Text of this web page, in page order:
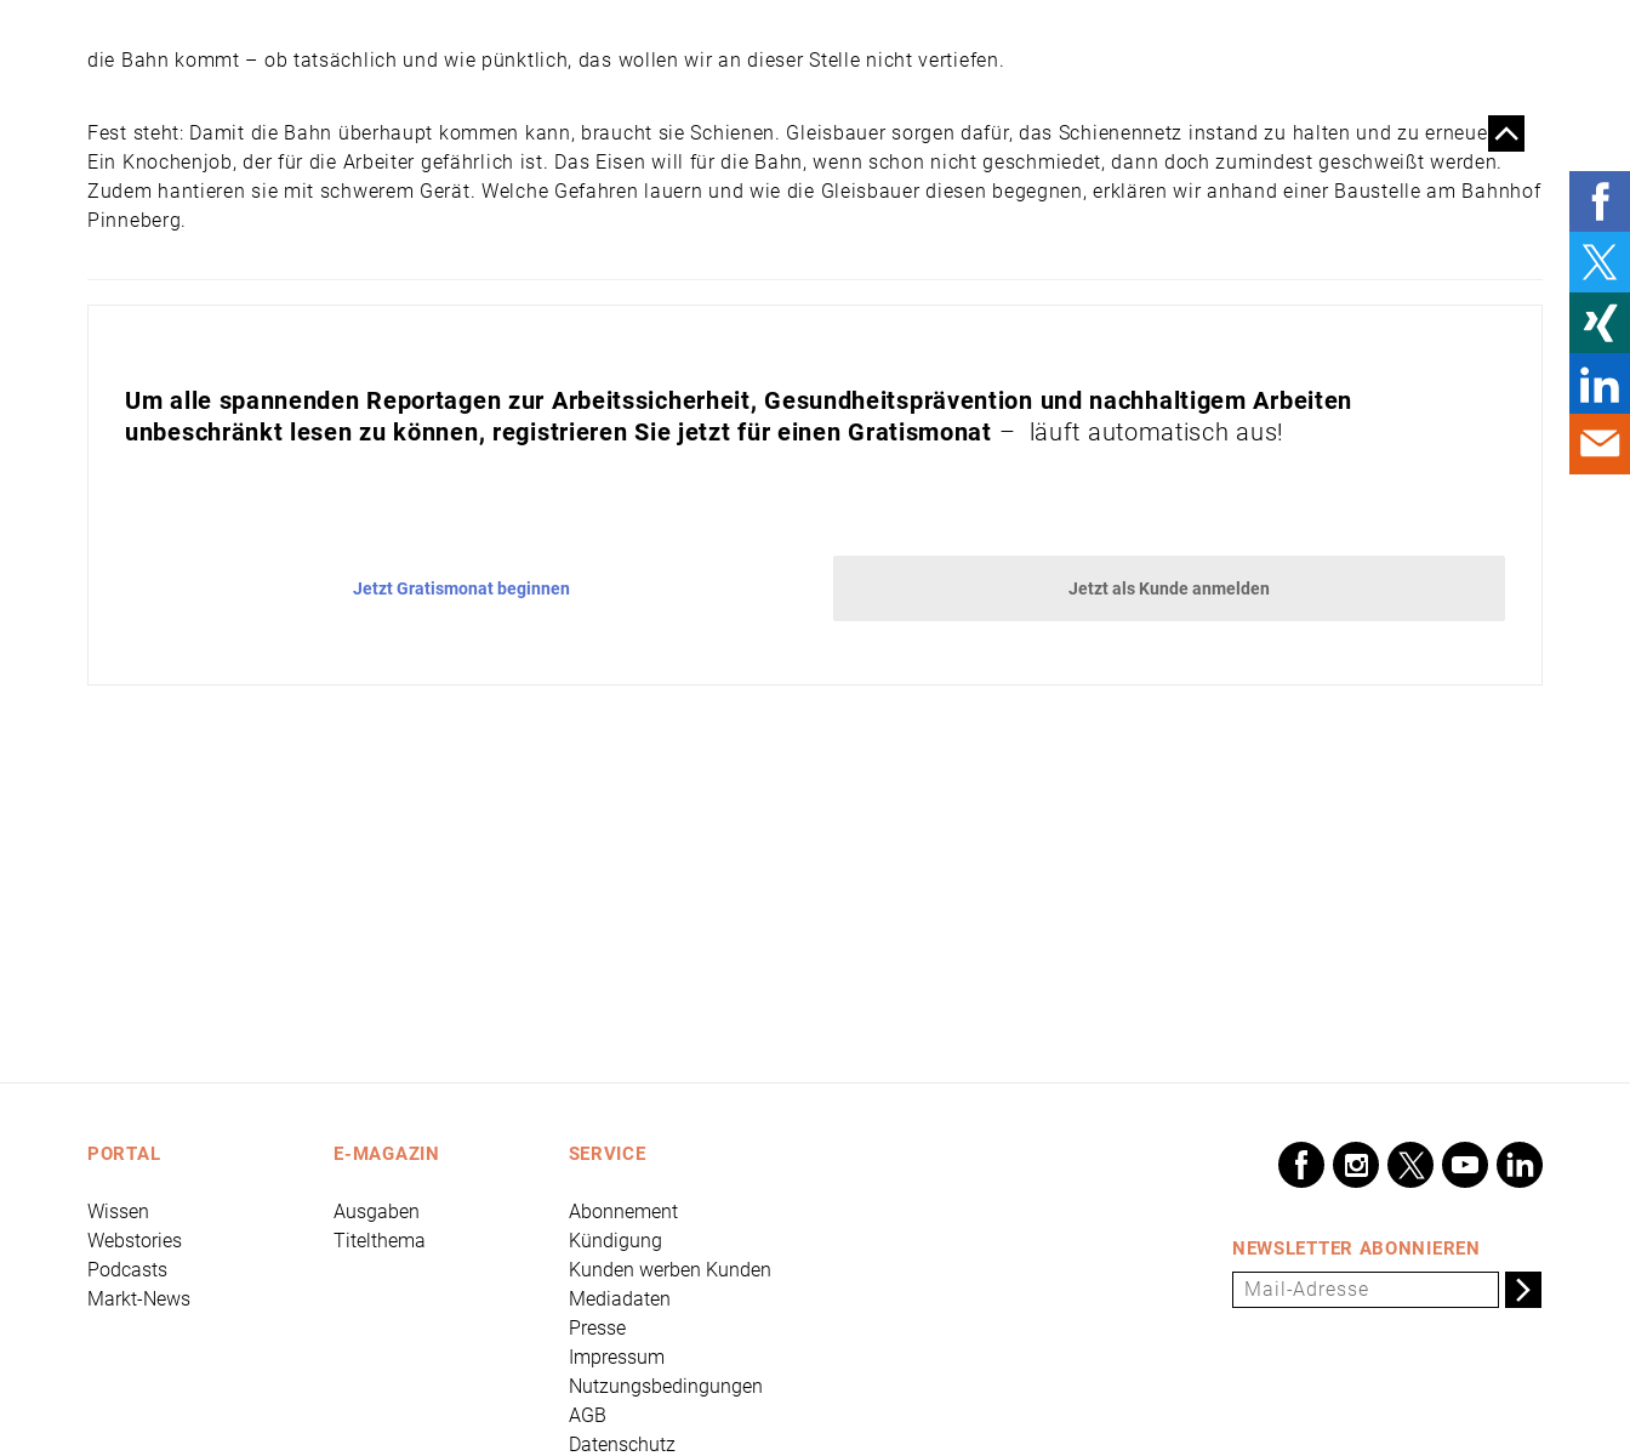
STIMULIERENDES
SCHUHWERK
DAMALS
VORSCHAU
die Bahn kommt – ob tatsächlich und wie pünktlich, das wollen wir an dieser Stelle nicht vertiefen.
Fest steht: Damit die Bahn überhaupt kommen kann, braucht sie Schienen. Gleisbauer sorgen dafür, das Schienennetz instand zu halten und zu erneuern.
Ein Knochenjob, der für die Arbeiter gefährlich ist. Das Eisen will für die Bahn, wenn schon nicht geschmiedet, dann doch zumindest geschweißt werden.
Zudem hantieren sie mit schwerem Gerät. Welche Gefahren lauern und wie die Gleisbauer diesen begegnen, erklären wir anhand einer Baustelle am Bahnhof
Pinneberg.
Um alle spannenden Reportagen zur Arbeitssicherheit, Gesundheitsprävention und nachhaltigem Arbeiten
unbeschränkt lesen zu können, registrieren Sie jetzt für einen Gratismonat – läuft automatisch aus!
Jetzt Gratismonat beginnen Jetzt als Kunde anmelden
PORTAL
Wissen
Webstories
Podcasts
Markt-News
E-MAGAZIN
Ausgaben
Titelthema
SERVICE
Abonnement
Kündigung
Kunden werben Kunden
Mediadaten
Presse
Impressum
Nutzungsbedingungen
AGB
Datenschutz
NEWSLETTER ABONNIEREN